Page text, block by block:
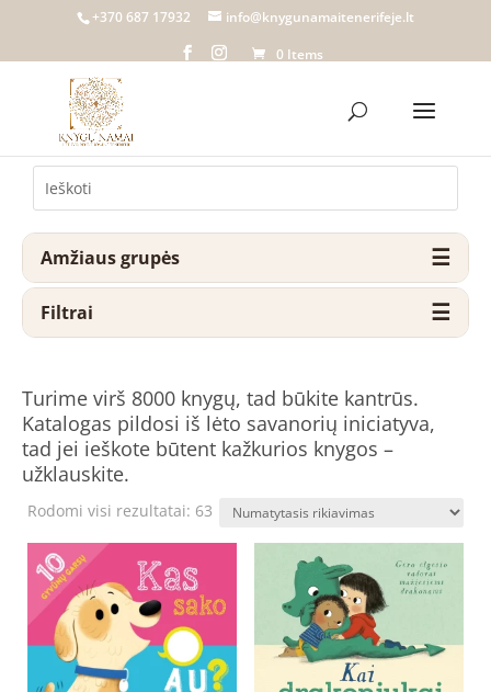
+370 687 17932
info@knygunamaitenerifeje.lt
0 Items
Amžiaus grupės
Filtrai
Turime virš 8000 knygų, tad būkite kantrūs.
Katalogas pildosi iš lėto savanorių iniciatyva,
tad jei ieškote būtent kažkurios knygos –
užklauskite.
Rodomi visi rezultatai: 63